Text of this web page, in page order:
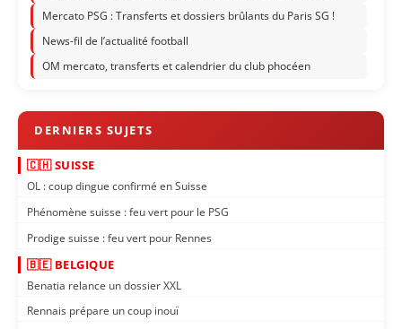
Mercato PSG : Transferts et dossiers brûlants du Paris SG !
News-fil de l’actualité football
OM mercato, transferts et calendrier du club phocéen
🇨🇭 SUISSE
OL : coup dingue confirmé en Suisse
Phénomène suisse : feu vert pour le PSG
Prodige suisse : feu vert pour Rennes
🇧🇪 BELGIQUE
Benatia relance un dossier XXL
Rennais prépare un coup inouï